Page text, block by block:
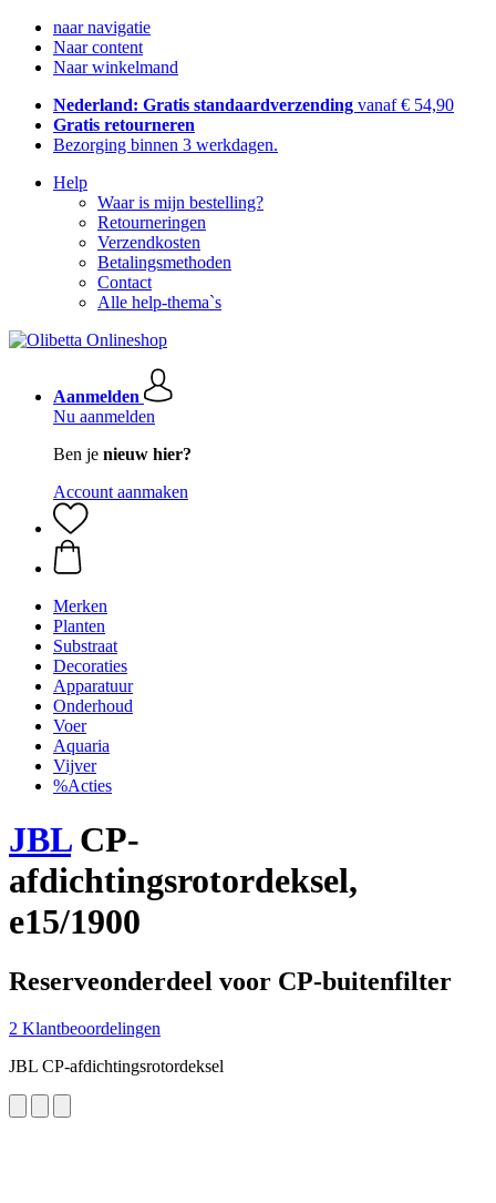
naar navigatie
Naar content
Naar winkelmand
Nederland: Gratis standaardverzending vanaf € 54,90
Gratis retourneren
Bezorging binnen 3 werkdagen.
Help
Waar is mijn bestelling?
Retourneringen
Verzendkosten
Betalingsmethoden
Contact
Alle help-thema`s
Aanmelden
Nu aanmelden
Ben je nieuw hier?
Account aanmaken
Merken
Planten
Substraat
Decoraties
Apparatuur
Onderhoud
Voer
Aquaria
Vijver
%Acties
JBLCP-
afdichtingsrotordeksel,
e15/1900
Reserveonderdeel voor CP-buitenfilter
2 Klantbeoordelingen
JBL CP-afdichtingsrotordeksel